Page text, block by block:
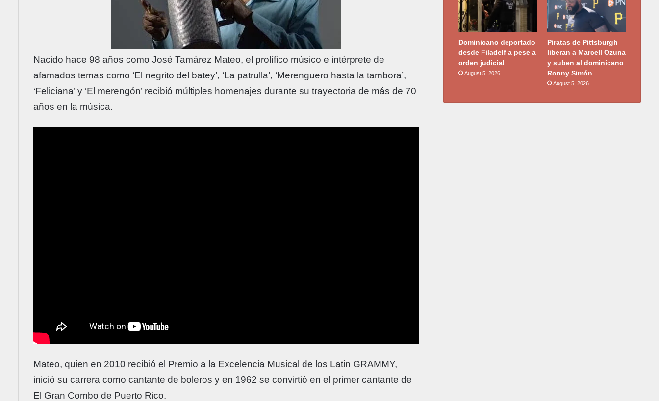
Nacido hace 98 años como José Tamárez Mateo, el prolífico músico e intérprete de
afamados temas como ‘El negrito del batey’, ‘La patrulla’, ‘Merenguero hasta la tambora’,
‘Feliciana’ y ‘El merengón’ recibió múltiples homenajes durante su trayectoria de más de 70
años en la música.
Mateo, quien en 2010 recibió el Premio a la Excelencia Musical de los Latin GRAMMY,
inició su carrera como cantante de boleros y en 1962 se convirtió en el primer cantante de
El Gran Combo de Puerto Rico.
Dominicano deportado
desde Filadelfia pese a
orden judicial
August 5, 2026
Piratas de Pittsburgh
liberan a Marcell Ozuna
y suben al dominicano
Ronny Simón
August 5, 2026